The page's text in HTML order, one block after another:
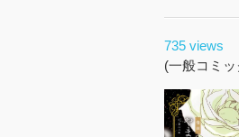
735 views
(一般コミ